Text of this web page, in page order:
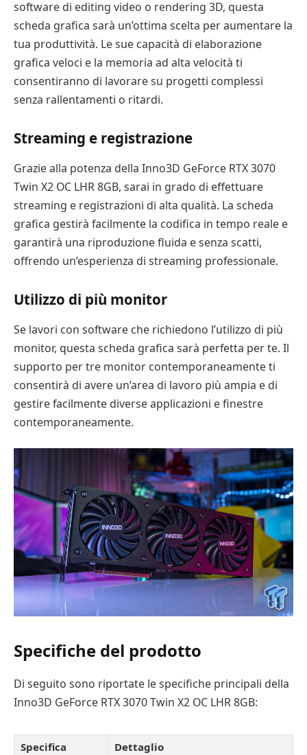
software di editing video o rendering 3D, questa
scheda grafica sarà un’ottima scelta per aumentare la
tua produttività. Le sue capacità di elaborazione
grafica veloci e la memoria ad alta velocità ti
consentiranno di lavorare su progetti complessi
senza rallentamenti o ritardi.
Streaming e registrazione
Grazie alla potenza della Inno3D GeForce RTX 3070
Twin X2 OC LHR 8GB, sarai in grado di effettuare
streaming e registrazioni di alta qualità. La scheda
grafica gestirà facilmente la codifica in tempo reale e
garantirà una riproduzione fluida e senza scatti,
offrendo un’esperienza di streaming professionale.
Utilizzo di più monitor
Se lavori con software che richiedono l’utilizzo di più
monitor, questa scheda grafica sarà perfetta per te. Il
supporto per tre monitor contemporaneamente ti
consentirà di avere un’area di lavoro più ampia e di
gestire facilmente diverse applicazioni e finestre
contemporaneamente.
Specifiche del prodotto
Di seguito sono riportate le specifiche principali della
Inno3D GeForce RTX 3070 Twin X2 OC LHR 8GB:
Specifica
Dettaglio